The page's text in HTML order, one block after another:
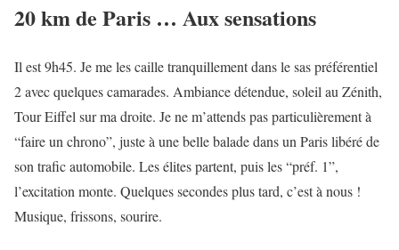
20 km de Paris … Aux sensations
Il est 9h45. Je me les caille tranquillement dans le sas préférentiel
2 avec quelques camarades. Ambiance détendue, soleil au Zénith,
Tour Eiffel sur ma droite. Je ne m’attends pas particulièrement à
“faire un chrono”, juste à une belle balade dans un Paris libéré de
son trafic automobile. Les élites partent, puis les “préf. 1”,
l’excitation monte. Quelques secondes plus tard, c’est à nous !
Musique, frissons, sourire.